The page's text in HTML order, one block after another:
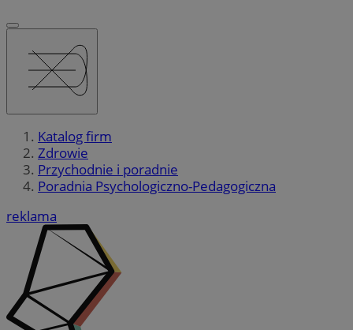
Katalog firm
Zdrowie
Przychodnie i poradnie
Poradnia Psychologiczno-Pedagogiczna
reklama